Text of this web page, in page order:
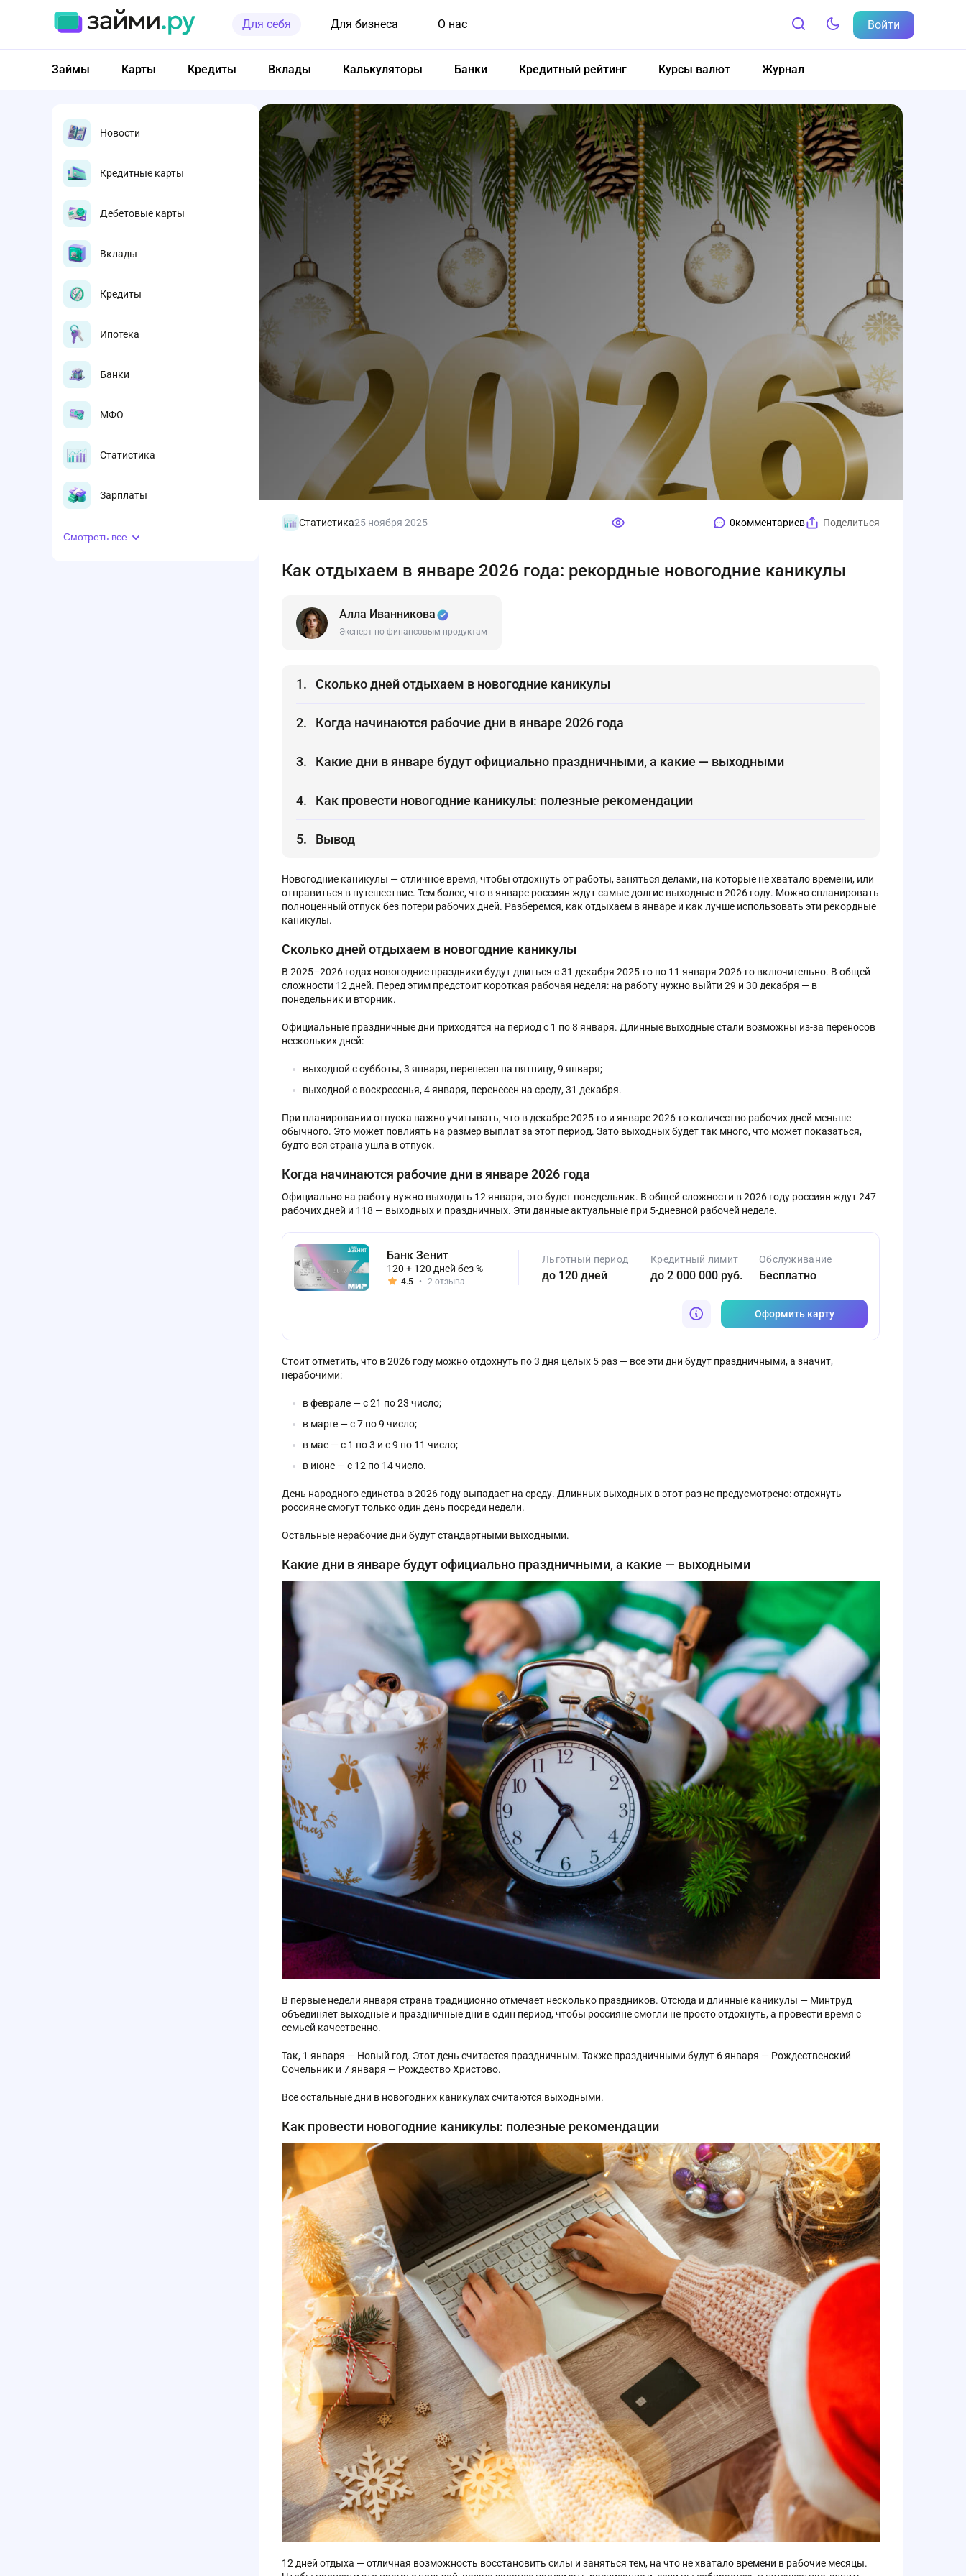
Для себя Для бизнеса О нас Войти
Займы Карты Кредиты Вклады Калькуляторы Банки Кредитный рейтинг Курсы валют Журнал
Новости
Кредитные карты
Дебетовые карты
Вклады
Кредиты
Ипотека
Банки
МФО
Статистика
Зарплаты
Смотреть все
Статистика25 ноября 2025 0комментариев Поделиться
Как отдыхаем в январе 2026 года: рекордные новогодние каникулы
Алла Иванникова
Эксперт по финансовым продуктам
Сколько дней отдыхаем в новогодние каникулы
Когда начинаются рабочие дни в январе 2026 года
Какие дни в январе будут официально праздничными, а какие — выходными
Как провести новогодние каникулы: полезные рекомендации
Вывод
Новогодние каникулы — отличное время, чтобы отдохнуть от работы, заняться делами, на которые не хватало времени, или
отправиться в путешествие. Тем более, что в январе россиян ждут самые долгие выходные в 2026 году. Можно спланировать
полноценный отпуск без потери рабочих дней. Разберемся, как отдыхаем в январе и как лучше использовать эти рекордные
каникулы.
Сколько дней отдыхаем в новогодние каникулы
В 2025–2026 годах новогодние праздники будут длиться с 31 декабря 2025-го по 11 января 2026-го включительно. В общей
сложности 12 дней. Перед этим предстоит короткая рабочая неделя: на работу нужно выйти 29 и 30 декабря — в
понедельник и вторник.
Официальные праздничные дни приходятся на период с 1 по 8 января. Длинные выходные стали возможны из-за переносов
нескольких дней:
выходной с субботы, 3 января, перенесен на пятницу, 9 января;
выходной с воскресенья, 4 января, перенесен на среду, 31 декабря.
При планировании отпуска важно учитывать, что в декабре 2025-го и январе 2026-го количество рабочих дней меньше
обычного. Это может повлиять на размер выплат за этот период. Зато выходных будет так много, что может показаться,
будто вся страна ушла в отпуск.
Когда начинаются рабочие дни в январе 2026 года
Официально на работу нужно выходить 12 января, это будет понедельник. В общей сложности в 2026 году россиян ждут 247
рабочих дней и 118 — выходных и праздничных. Эти данные актуальные при 5-дневной рабочей неделе.
Банк Зенит
120 + 120 дней без %
4.5 • 2 отзыва
Льготный период
до 120 дней
Кредитный лимит
до 2 000 000 руб.
Обслуживание
Бесплатно
Оформить карту
Стоит отметить, что в 2026 году можно отдохнуть по 3 дня целых 5 раз — все эти дни будут праздничными, а значит,
нерабочими:
в феврале — с 21 по 23 число;
в марте — с 7 по 9 число;
в мае — с 1 по 3 и с 9 по 11 число;
в июне — с 12 по 14 число.
День народного единства в 2026 году выпадает на среду. Длинных выходных в этот раз не предусмотрено: отдохнуть
россияне смогут только один день посреди недели.
Остальные нерабочие дни будут стандартными выходными.
Какие дни в январе будут официально праздничными, а какие — выходными
В первые недели января страна традиционно отмечает несколько праздников. Отсюда и длинные каникулы — Минтруд
объединяет выходные и праздничные дни в один период, чтобы россияне смогли не просто отдохнуть, а провести время с
семьей качественно.
Так, 1 января — Новый год. Этот день считается праздничным. Также праздничными будут 6 января — Рождественский
Сочельник и 7 января — Рождество Христово.
Все остальные дни в новогодних каникулах считаются выходными.
Как провести новогодние каникулы: полезные рекомендации
12 дней отдыха — отличная возможность восстановить силы и заняться тем, на что не хватало времени в рабочие месяцы.